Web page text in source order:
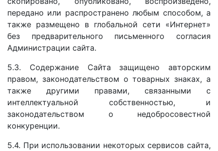
передано или распространено любым способом, а
также размещено в глобальной сети «Интернет»
без предварительного письменного согласия
Администрации сайта.
5.3. Содержание Сайта защищено авторским
правом, законодательством о товарных знаках, а
также другими правами, связанными с
интеллектуальной собственностью, и
законодательством о недобросовестной
конкуренции.
5.4. При использовании некоторых сервисов сайта,